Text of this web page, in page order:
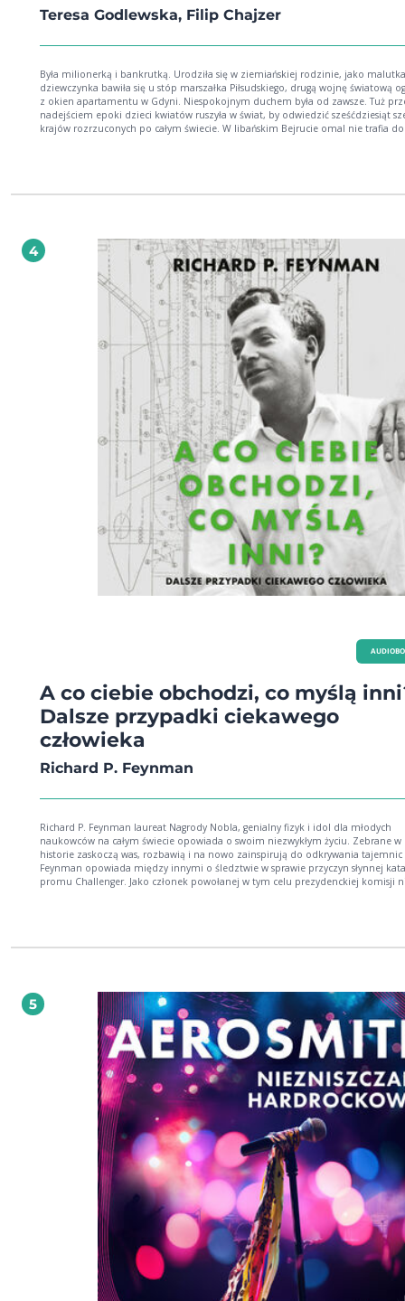
Teresa Godlewska, Filip Chajzer
Była milionerką i bankrutką. Urodziła się w ziemiańskiej rodzinie, jako malutka
dziewczynka bawiła się u stóp marszałka Piłsudskiego, drugą wojnę światową
z okien apartamentu w Gdyni. Niespokojnym duchem była od zawsze. Tuż
nadejściem epoki dzieci kwiatów ruszyła w świat, by odwiedzić sześćdziesiąt
krajów rozrzuconych po całym świecie. W libańskim Bejrucie omal nie trafia do
latach wróciła do Polski trafiła do schroniska dla bezdomnych w Warszawie.
sensacyjnego. O czym wiemy tylko dlatego, że niespodziewanie pewnego dnia
jej i Filipa Chajzera się przecięły.
4
A co ciebie obchodzi, co myślą
Dalsze przypadki ciekawego
człowieka
Richard P. Feynman
Richard P. Feynman laureat Nagrody Nobla, genialny fizyk i idol dla młodych
naukowców na całym świecie opowiada o swoim niezwykłym życiu. Zebrane w
historie zaskoczą was, rozbawią i na nowo zainspirują do odkrywania
Feynman opowiada między innymi o śledztwie w sprawie przyczyn słynnej
promu Challenger. Jako członek powołanej w tym celu prezydenckiej komisji
gumy i szklanka wody z lodem. A co ciebie obchodzi, co myślą inni? to pytanie,
się swobodnie zarówno na sali wykładowej, jak i podczas przyjęcia w
pałacu. A kiedy trafił do hotelu w peerelowskiej Warszawie, bez zastanowienia
się do rozkręcania instalacji elektrycznej w pokoju, aby znaleźć tam ukryte
Jeden z największych umysłów XX wieku. A także uparty, lekceważący,
niezwykle ciekawski i wybitnie oryginalny praktycznie we wszystkim, czym się
5